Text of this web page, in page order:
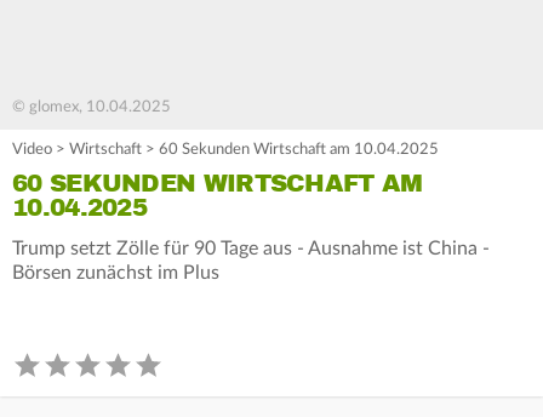
© glomex, 10.04.2025
Video > Wirtschaft > 60 Sekunden Wirtschaft am 10.04.2025
60 SEKUNDEN WIRTSCHAFT AM
10.04.2025
Trump setzt Zölle für 90 Tage aus - Ausnahme ist China -
Börsen zunächst im Plus